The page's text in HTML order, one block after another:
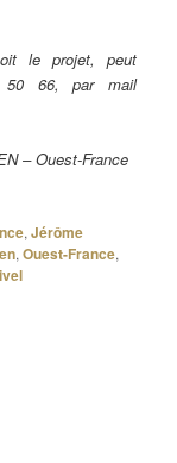
le projet, peut
50 66, par mail
– Ouest-France
,Jérôme
,Ouest-France,